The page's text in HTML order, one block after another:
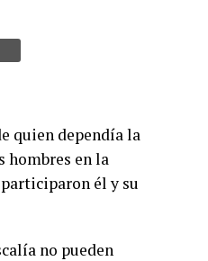
quien dependía la
hombres en la
él y su
no pueden